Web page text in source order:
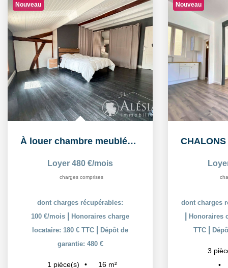
Nouveau
À louer chambre meublée de 16,26 m² dans un logement...
Loyer 480 €/mois
charges comprises
dont charges récupérables:
100 €/mois
Honoraires charge
locataire: 180 € TTC
Dépôt de
garantie: 480 €
1 pièce(s) 16 m²
Nouveau
dont charges
Honoraires
TTC
3